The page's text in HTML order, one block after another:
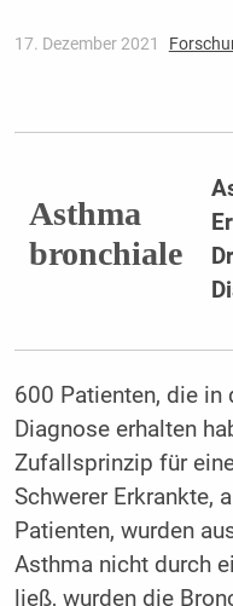
17. Dezember 2021
Asthma
bronchiale
600 Patienten, die in
Diagnose erhalten
Zufallsprinzip für
Schwerer Erkrankte,
Patienten, wurden
Asthma nicht durch
ließ, wurden die